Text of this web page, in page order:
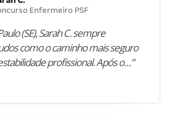
Enfermeiro PSF
(SE), Sarah C. sempre
como o caminho mais seguro
profissional. Após o…”